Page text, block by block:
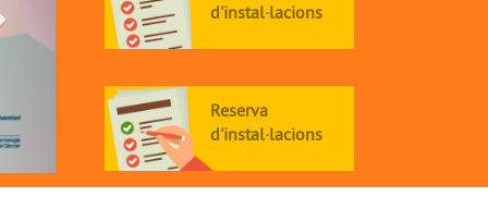
d'instal·lacions
Reserva
d'instal·lacions